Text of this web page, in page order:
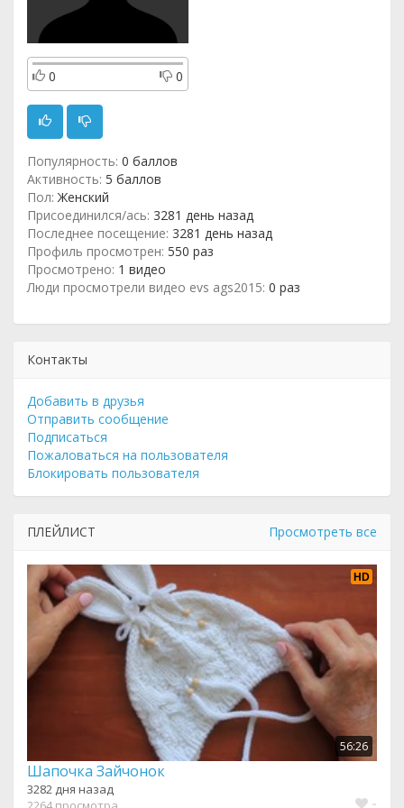
0 0
Популярность: 0 баллов
Активность: 5 баллов
Пол: Женский
Присоединился/ась: 3281 день назад
Последнее посещение: 3281 день назад
Профиль просмотрен: 550 раз
Просмотрено: 1 видео
Люди просмотрели видео evs ags2015: 0 раз
Контакты
Добавить в друзья
Отправить сообщение
Подписаться
Пожаловаться на пользователя
Блокировать пользователя
ПЛЕЙЛИСТ Просмотреть все
HD
56:26
Шапочка Зайчонок
3282 дня назад
-